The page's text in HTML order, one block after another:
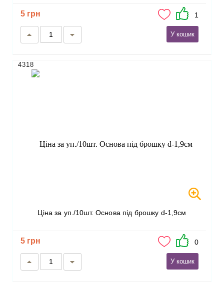
5 грн 1
У кошик
Ціна за уп./10шт. Основа під брошку d-1,9см
4318
5 грн 0
У кошик